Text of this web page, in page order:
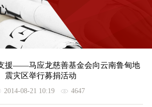
援——马应龙慈善基金会向云南鲁甸地
震灾区举行募捐活动
2014-08-21 10:19 4647